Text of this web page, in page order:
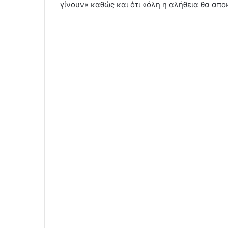
γίνουν» καθώς και ότι «όλη η αλήθεια θα